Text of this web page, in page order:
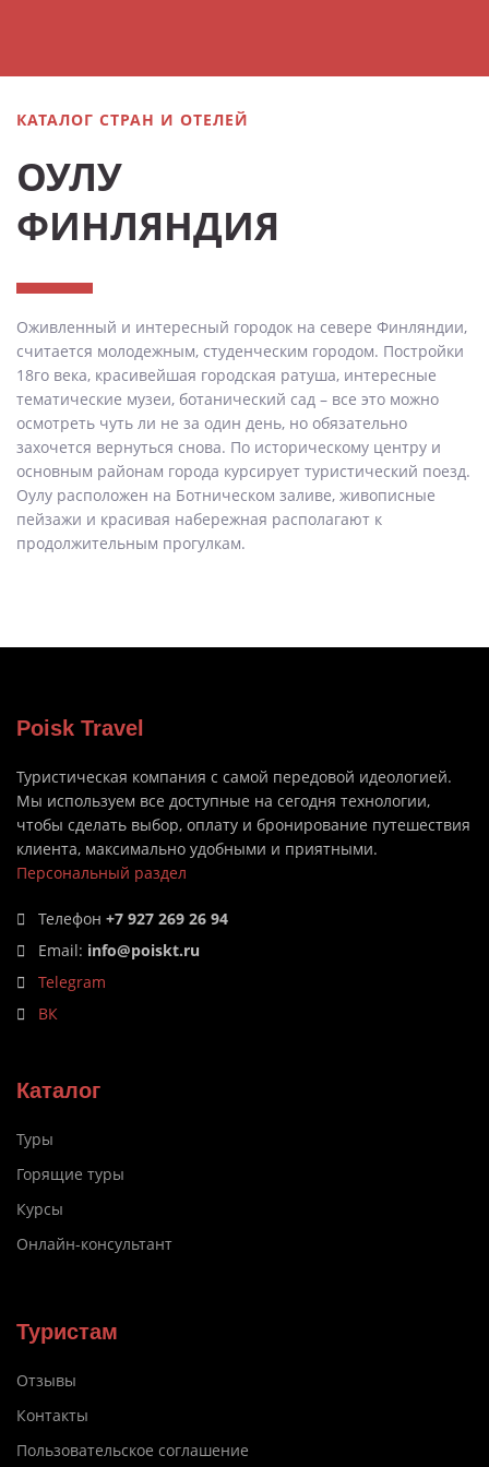
КАТАЛОГ СТРАН И ОТЕЛЕЙ
ОУЛУ
ФИНЛЯНДИЯ
Оживленный и интересный городок на севере Финляндии,
считается молодежным, студенческим городом. Постройки
18го века, красивейшая городская ратуша, интересные
тематические музеи, ботанический сад – все это можно
осмотреть чуть ли не за один день, но обязательно
захочется вернуться снова. По историческому центру и
основным районам города курсирует туристический поезд.
Оулу расположен на Ботническом заливе, живописные
пейзажи и красивая набережная располагают к
продолжительным прогулкам.
Poisk Travel
Туристическая компания с самой передовой идеологией.
Мы используем все доступные на сегодня технологии,
чтобы сделать выбор, оплату и бронирование путешествия
клиента, максимально удобными и приятными.
Персональный раздел
Телефон +7 927 269 26 94
Email: info@poiskt.ru
Telegram
ВК
Каталог
Туры
Горящие туры
Курсы
Онлайн-консультант
Туристам
Отзывы
Контакты
Пользовательское соглашение